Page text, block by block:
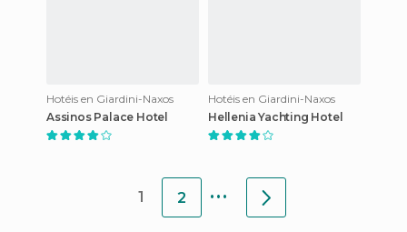
Hotéis en Giardini-Naxos
Assinos Palace Hotel
Hotéis en Giardini-Naxos
Hellenia Yachting Hotel
1 2 ...